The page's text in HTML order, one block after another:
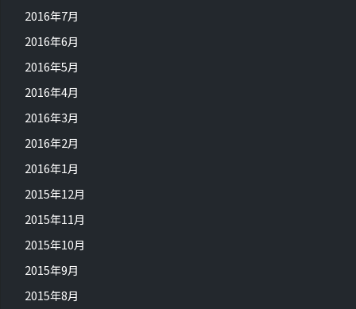
2016年7月
2016年6月
2016年5月
2016年4月
2016年3月
2016年2月
2016年1月
2015年12月
2015年11月
2015年10月
2015年9月
2015年8月